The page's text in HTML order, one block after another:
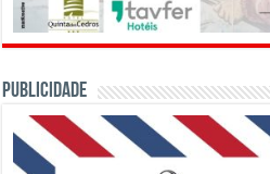
PUBLICIDADE